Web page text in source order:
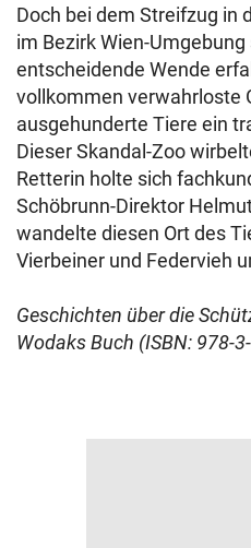
Doch bei dem Streifzug in
im Bezirk Wien-
entscheidende Wende
vollkommen verwahrloste
ausgehunderte Tiere ein
Dieser Skandal-Zoo
Retterin holte sich
Schöbrunn-Direktor
wandelte diesen Ort des
Vierbeiner und Federvieh
Geschichten über die
Wodaks Buch (ISBN: 978-